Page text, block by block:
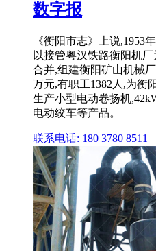
数字报
《衡阳市志》上说,1953
以接管粤汉铁路衡阳机
合并,组建衡阳矿山机械
万元,有职工1382人,为衡
生产小型电动卷扬机
电动绞车等产品。
联系电话: 180 3780 8511